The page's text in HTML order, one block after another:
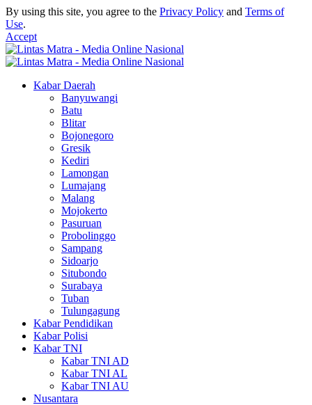
By using this site, you agree to the Privacy Policy and Terms of
Use.
Accept
Kabar Daerah
Banyuwangi
Batu
Blitar
Bojonegoro
Gresik
Kediri
Lamongan
Lumajang
Malang
Mojokerto
Pasuruan
Probolinggo
Sampang
Sidoarjo
Situbondo
Surabaya
Tuban
Tulungagung
Kabar Pendidikan
Kabar Polisi
Kabar TNI
Kabar TNI AD
Kabar TNI AL
Kabar TNI AU
Nusantara